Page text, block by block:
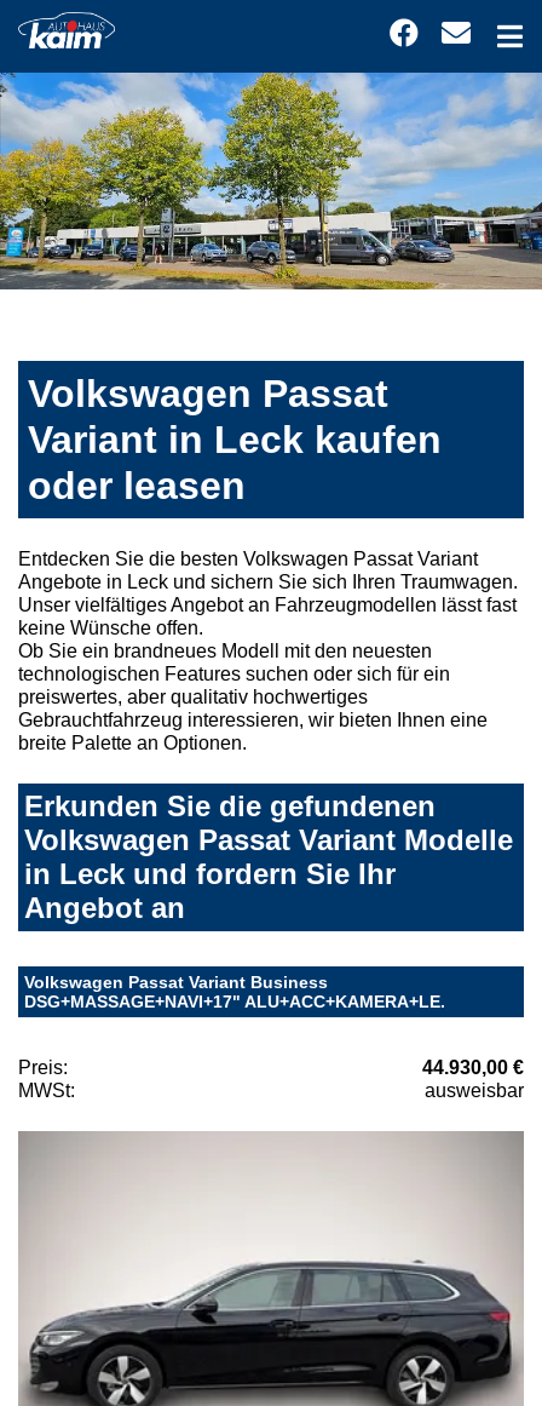
Volkswagen Passat
Variant in Leck kaufen
oder leasen
Entdecken Sie die besten Volkswagen Passat Variant
Angebote in Leck und sichern Sie sich Ihren Traumwagen.
Unser vielfältiges Angebot an Fahrzeugmodellen lässt fast
keine Wünsche offen.
Ob Sie ein brandneues Modell mit den neuesten
technologischen Features suchen oder sich für ein
preiswertes, aber qualitativ hochwertiges
Gebrauchtfahrzeug interessieren, wir bieten Ihnen eine
breite Palette an Optionen.
Erkunden Sie die gefundenen
Volkswagen Passat Variant Modelle
in Leck und fordern Sie Ihr
Angebot an
Volkswagen Passat Variant Business
DSG+MASSAGE+NAVI+17" ALU+ACC+KAMERA+LE.
Preis:
44.930,00 €
MWSt:
ausweisbar